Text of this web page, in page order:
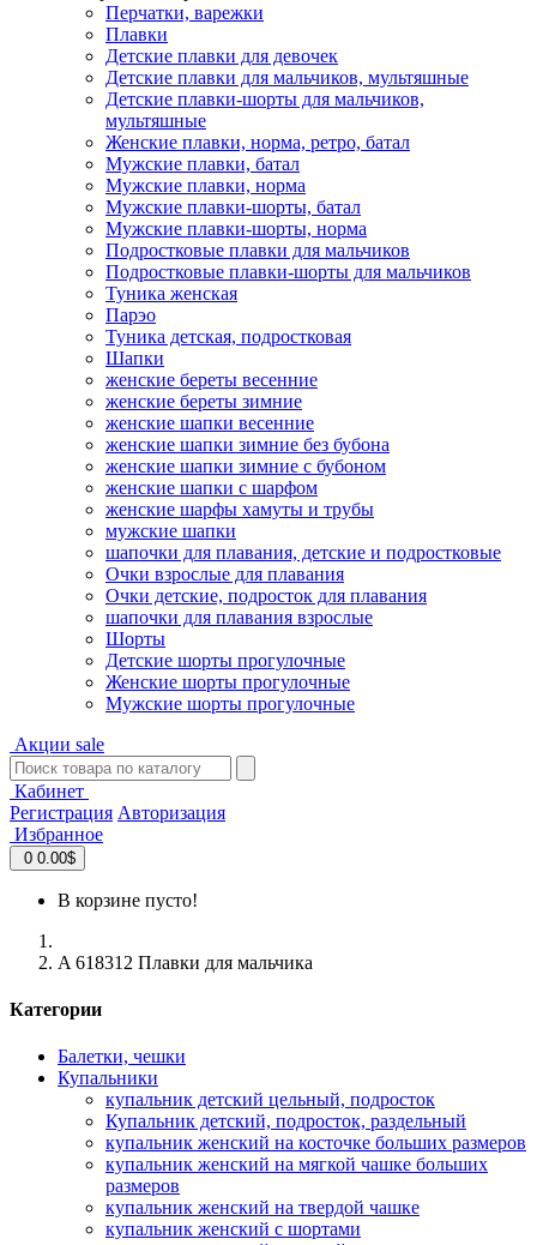
Перчатки, варежки
Плавки
Детские плавки для девочек
Детские плавки для мальчиков, мультяшные
Детские плавки-шорты для мальчиков,
мультяшные
Женские плавки, норма, ретро, батал
Мужские плавки, батал
Мужские плавки, норма
Мужские плавки-шорты, батал
Мужские плавки-шорты, норма
Подростковые плавки для мальчиков
Подростковые плавки-шорты для мальчиков
Туникa женская
Парэо
Туника детская, подростковая
Шапки
женские береты весенние
женские береты зимние
женские шапки весенние
женские шапки зимние без бубона
женские шапки зимние с бубоном
женские шапки с шарфом
женские шарфы хамуты и трубы
мужские шапки
шапочки для плавания, детские и подростковые
Очки взрослые для плавания
Очки детские, подросток для плавания
шапочки для плавания взрослые
Шорты
Детские шорты прогулочные
Женские шорты прогулочные
Мужские шорты прогулочные
Акции sale
Кабинет
Регистрация Авторизация
Избранное
0 0.00$
В корзине пусто!
A 618312 Плавки для мальчика
Категории
Балетки, чешки
Купальники
купальник детский цельный, подросток
Купальник детский, подросток, раздельный
купальник женский на косточке больших размеров
купальник женский на мягкой чашке больших
размеров
купальник женский на твердой чашке
купальник женский с шортами